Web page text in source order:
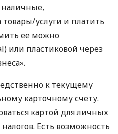
наличные,
товары/услуги и платить
ее можно
или пластиковой через
к текущему
карточному счету.
картой для личных
Есть возможность